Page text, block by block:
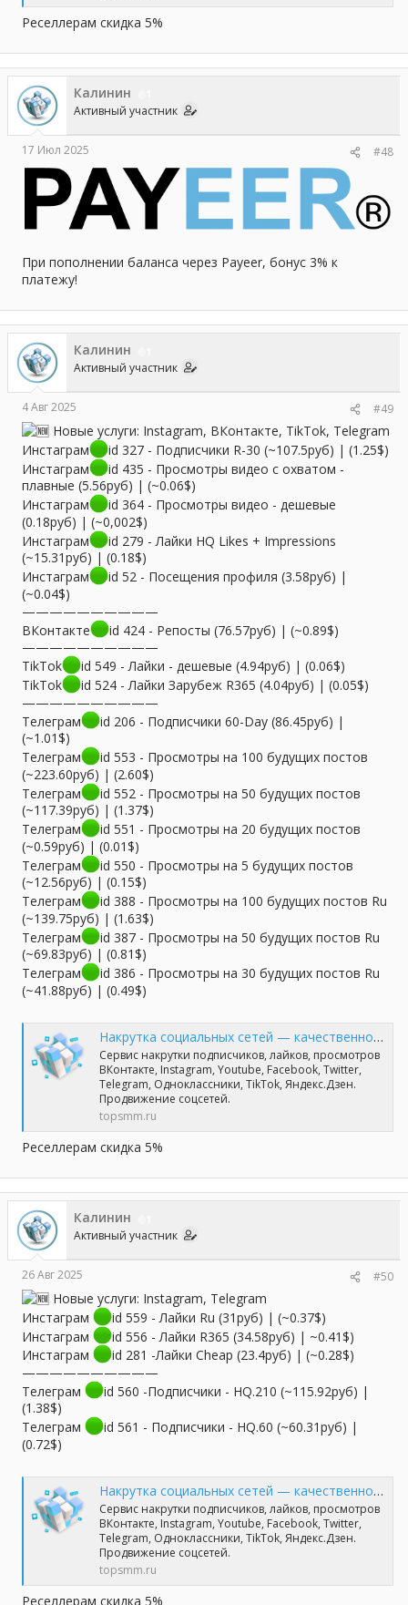
Реселлерам скидка 5%
Калинин
Активный участник
17 Июл 2025 #48
При пополнении баланса через Payeer, бонус 3% к
платежу!
Калинин
Активный участник
4 Авг 2025 #49
Новые услуги: Instagram, ВКонтакте, TikTok, Telegram
Инстаграм
id 327 - Подписчики R-30 (~107.5руб) | (1.25$)
Инстаграм
id 435 - Просмотры видео с охватом -
плавные (5.56руб) | (~0.06$)
Инстаграм
id 364 - Просмотры видео - дешевые
(0.18руб) | (~0,002$)
Инстаграм
id 279 - Лайки HQ Likes + Impressions
(~15.31руб) | (0.18$)
Инстаграм
id 52 - Посещения профиля (3.58руб) |
(~0.04$)
——————————
ВКонтакте
id 424 - Репосты (76.57руб) | (~0.89$)
——————————
TikTok
id 549 - Лайки - дешевые (4.94руб) | (0.06$)
TikTok
id 524 - Лайки Зарубеж R365 (4.04руб) | (0.05$)
——————————
Телеграм
id 206 - Подписчики 60-Day (86.45руб) |
(~1.01$)
Телеграм
id 553 - Просмотры на 100 будущих постов
(~223.60руб) | (2.60$)
Телеграм
id 552 - Просмотры на 50 будущих постов
(~117.39руб) | (1.37$)
Телеграм
id 551 - Просмотры на 20 будущих постов
(~0.59руб) | (0.01$)
Телеграм
id 550 - Просмотры на 5 будущих постов
(~12.56руб) | (0.15$)
Телеграм
id 388 - Просмотры на 100 будущих постов Ru
(~139.75руб) | (1.63$)
Телеграм
id 387 - Просмотры на 50 будущих постов Ru
(~69.83руб) | (0.81$)
Телеграм
id 386 - Просмотры на 30 будущих постов Ru
(~41.88руб) | (0.49$)
Накрутка социальных сетей — качественно и профессионально | TopSmm
Сервис накрутки подписчиков, лайков, просмотров
ВКонтакте, Instagram, Youtube, Facebook, Twitter,
Telegram, Одноклассники, TikTok, Яндекс.Дзен.
Продвижение соцсетей.
topsmm.ru
Реселлерам скидка 5%
Калинин
Активный участник
26 Авг 2025 #50
Новые услуги: Instagram, Telegram
Инстаграм
id 559 - Лайки Ru (31руб) | (~0.37$)
Инстаграм
id 556 - Лайки R365 (34.58руб) | ~0.41$)
Инстаграм
id 281 -Лайки Cheap (23.4руб) | (~0.28$)
——————————
Телеграм
id 560 -Подписчики - HQ.210 (~115.92руб) |
(1.38$)
Телеграм
id 561 - Подписчики - HQ.60 (~60.31руб) |
(0.72$)
Накрутка социальных сетей — качественно и профессионально | TopSmm
Сервис накрутки подписчиков, лайков, просмотров
ВКонтакте, Instagram, Youtube, Facebook, Twitter,
Telegram, Одноклассники, TikTok, Яндекс.Дзен.
Продвижение соцсетей.
topsmm.ru
Реселлерам скидка 5%